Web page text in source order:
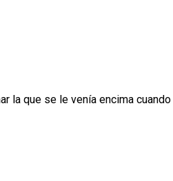
la que se le venía encima cuando